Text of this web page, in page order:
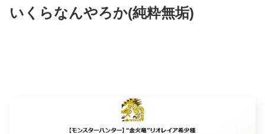
いくらなんやろか(純粋無垢)